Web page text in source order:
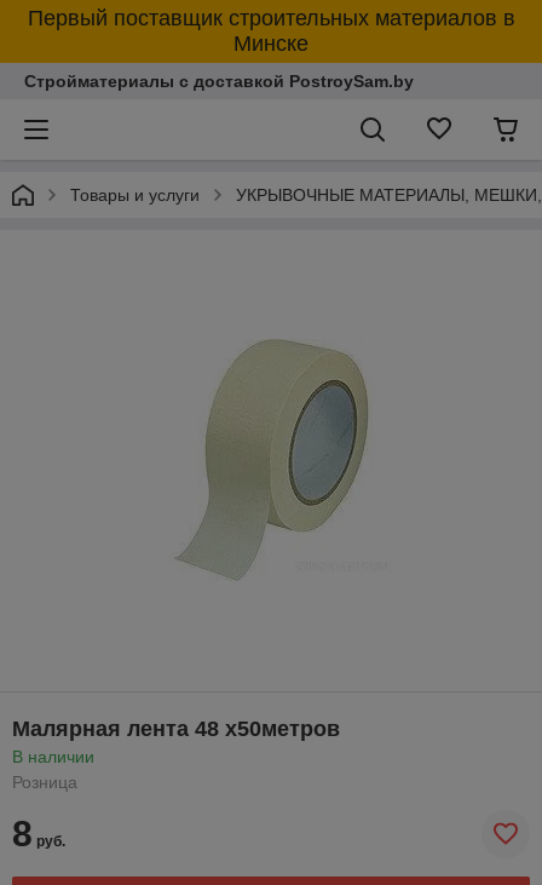
Первый поставщик строительных материалов в
Минске
Стройматериалы с доставкой PostroySam.by
Товары и услуги УКРЫВОЧНЫЕ МАТЕРИАЛЫ,
Малярная лента 48 х50метров
В наличии
Розница
8 руб.